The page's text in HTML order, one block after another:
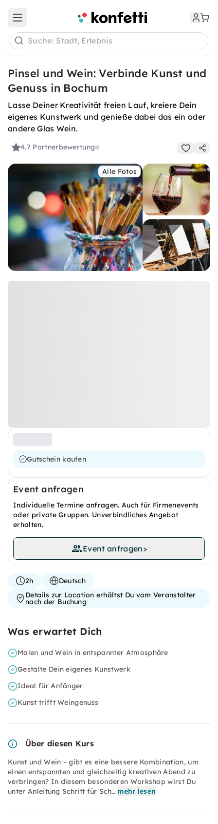
Open main menu
Suche: Stadt, Erlebnis
Pinsel und Wein: Verbinde Kunst und
Genuss in Bochum
Lasse Deiner Kreativität freien Lauf, kreiere Dein
eigenes Kunstwerk und genieße dabei das ein oder
andere Glas Wein.
4.7 Partnerbewertung
Alle Fotos
Gutschein kaufen
Event anfragen
Individuelle Termine anfragen. Auch für Firmenevents
oder private Gruppen. Unverbindliches Angebot
erhalten.
Event anfragen>
2h
Deutsch
Details zur Location erhältst Du vom Veranstalter
nach der Buchung
Was erwartet Dich
Malen und Wein in entspannter Atmosphäre
Gestalte Dein eigenes Kunstwerk
Ideal für Anfänger
Kunst trifft Weingenuss
Über diesen Kurs
Kunst und Wein – gibt es eine bessere Kombination, um
einen entspannten und gleichzeitig kreativen Abend zu
verbringen? In diesem besonderen Workshop wirst Du
unter Anleitung Schritt für Sch… mehr lesen